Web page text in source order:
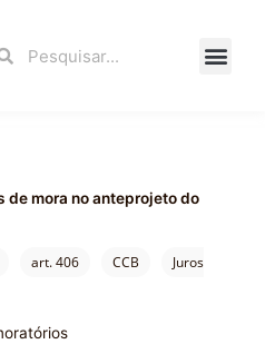
de mora no anteprojeto do
art. 406 CCB
Juros